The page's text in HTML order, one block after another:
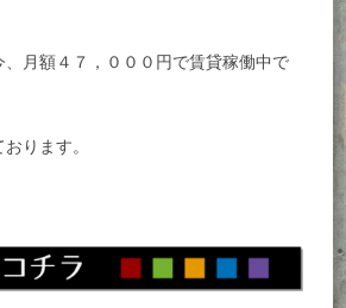
、月額４７，０００円で賃貸稼働中で
ります。